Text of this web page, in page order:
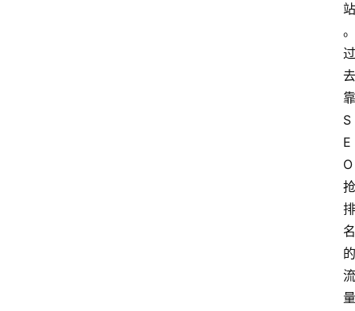
站
。
过
去
靠
S
E
O
抢
排
名
的
流
量